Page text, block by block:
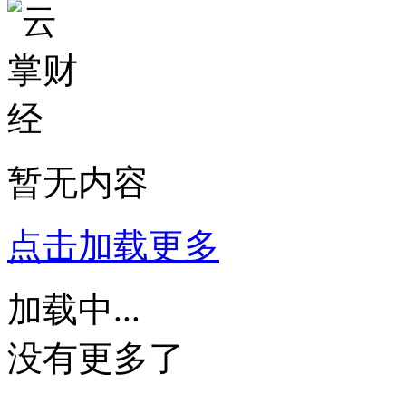
暂无内容
点击加载更多
加载中...
没有更多了